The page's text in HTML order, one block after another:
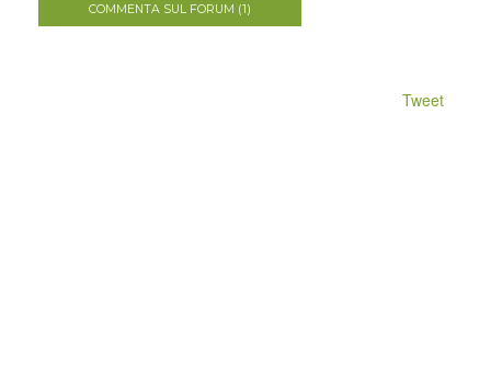
COMMENTA SUL FORUM (1)
Tweet